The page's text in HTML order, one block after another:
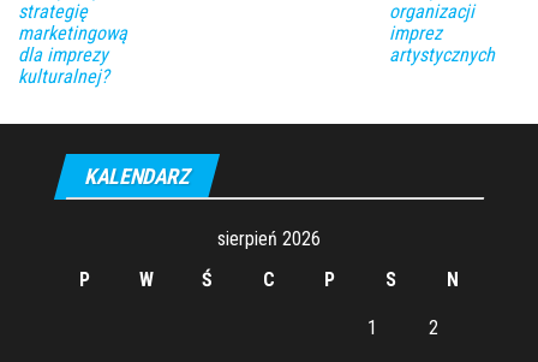
strategię
marketingową
dla imprezy
kulturalnej?
organizacji
imprez
artystycznych
KALENDARZ
sierpień 2026
P
W Ś C P S N
1 2